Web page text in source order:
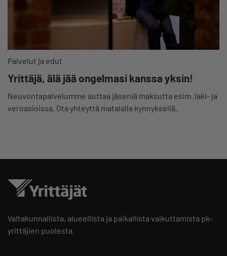
Palvelut ja edut
Yrittäjä, älä jää ongelmasi kanssa yksin!
Neuvontapalvelumme auttaa jäseniä maksutta esim. laki- ja
veroasioissa. Ota yhteyttä matalalla kynnyksellä.
Valtakunnallista, alueellista ja paikallista vaikuttamista pk-
yrittäjien puolesta.